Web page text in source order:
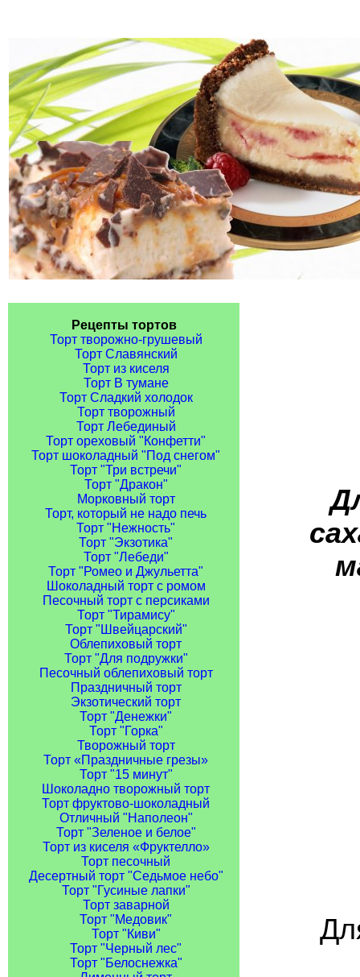
Рецепты тортов
Торт творожно-грушевый
Торт Славянский
Торт из киселя
Торт В тумане
Торт Сладкий холодок
Торт творожный
Торт Лебединый
Торт ореховый "Конфетти"
Торт шоколадный "Под снегом"
Торт "Три встречи"
Торт "Дракон"
Морковный торт
Торт, который не надо печь
Торт "Нежность"
Торт "Экзотика"
Торт "Лебеди"
Торт "Ромео и Джульетта"
Шоколадный торт с ромом
Песочный торт с персиками
Торт "Тирамису"
Торт "Швейцарский"
Облепиховый торт
Торт "Для подружки"
Песочный облепиховый торт
Праздничный торт
Экзотический торт
Торт "Денежки"
Торт "Горка"
Творожный торт
Торт «Праздничные грезы»
Торт "15 минут"
Шоколадно творожный торт
Торт фруктово-шоколадный
Отличный "Наполеон"
Торт "Зеленое и белое"
Торт из киселя «Фруктелло»
Торт песочный
Десертный торт "Седьмое небо"
Торт "Гусиные лапки"
Торт заварной
Торт "Медовик"
Торт "Киви"
Торт "Черный лес"
Торт "Белоснежка"